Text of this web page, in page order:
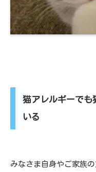
猫アレルギーでも
いる
みなさま自身やご家族